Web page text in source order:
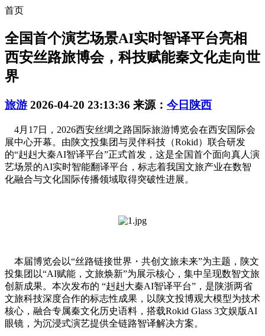
首页
全国首个演艺场景AI实时智译平台亮相
西安丝路旅博会，科技赋能秦文化走向世
界
旅游 2026-04-20 23:13:36 来源： 今日陕西
4月17日，2026西安丝绸之路国际旅游博览会在西安国际会
展中心开幕。由陕文投集团与灵伴科技（Rokid）联合研发
的“赳赳大秦AI智译平台”正式首发，这是全国首个面向真人演
艺场景的AI实时智能翻译平台，标志着我国文旅产业在数智
化融合与文化国际传播领域取得突破性进展。
本届博览会以“丝路链接世界・共创文旅未来”为主题，陕文
投集团以“AI赋能，文旅焕新”为展示核心，集中呈现数智文旅
创新成果。本次发布的 “赳赳大秦AI智译平台”，是陕浙两省
文旅科技深度合作的标志性成果，以陕文投博观大模型为技术
核心，融合专属秦文化历史语料，搭载Rokid Glass 3文娱版AI
眼镜，为沉浸式演艺提供全链路智译解决方案。